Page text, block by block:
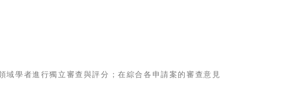
學者進行獨立審查與評分；在綜合各申請案的審查意見